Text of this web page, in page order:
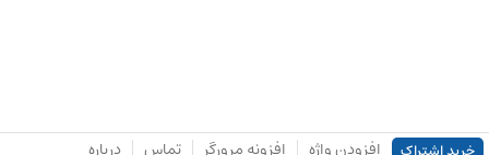
افزودن واژه افزونه مرورگر تماس درباره